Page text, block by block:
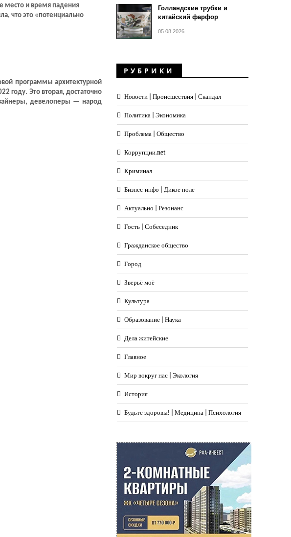
место и время падения
что это «потенциально
программы архитектурной
году. Это вторая, достаточно
девелоперы — народ
Голландские трубки и
китайский фарфор
05.08.2026
РУБРИКИ
Новости | Происшествия | Скандал
Политика | Экономика
Проблема | Общество
Коррупции.net
Криминал
Бизнес-инфо | Дикое поле
Актуально | Резонанс
Гость | Собеседник
Гражданское общество
Город
Зверьё моё
Культура
Образование | Наука
Дела житейские
Главное
Мир вокруг нас | Экология
История
Будьте здоровы! | Медицина | Психология